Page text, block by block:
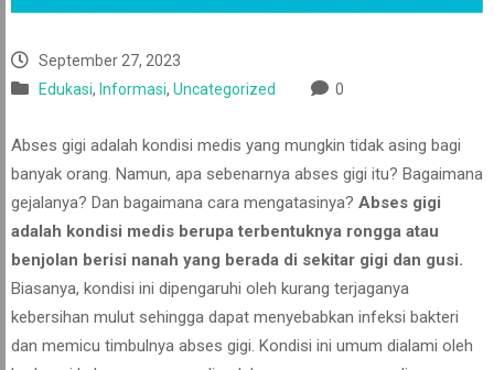
September 27, 2023
Edukasi, Informasi, Uncategorized 0
Abses gigi adalah kondisi medis yang mungkin tidak asing bagi
banyak orang. Namun, apa sebenarnya abses gigi itu? Bagaimana
gejalanya? Dan bagaimana cara mengatasinya? Abses gigi
adalah kondisi medis berupa terbentuknya rongga atau
benjolan berisi nanah yang berada di sekitar gigi dan gusi.
Biasanya, kondisi ini dipengaruhi oleh kurang terjaganya
kebersihan mulut sehingga dapat menyebabkan infeksi bakteri
dan memicu timbulnya abses gigi. Kondisi ini umum dialami oleh